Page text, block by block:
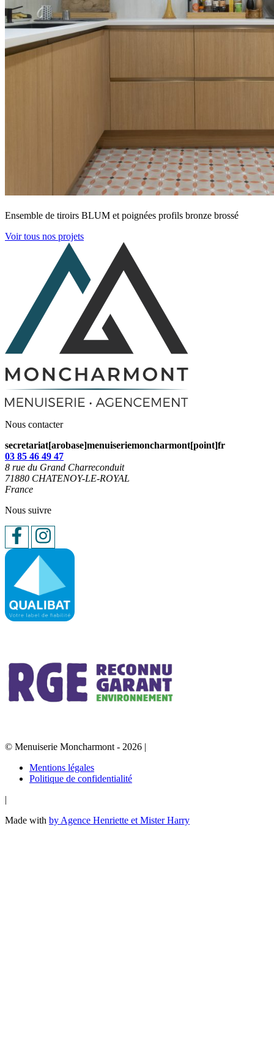
Ensemble de tiroirs BLUM et poignées profils bronze brossé
Voir tous nos projets
Nous contacter
secretariat[arobase]menuiseriemoncharmont[point]fr
03 85 46 49 47
8 rue du Grand Charreconduit
71880 CHATENOY-LE-ROYAL
France
Nous suivre
© Menuiserie Moncharmont - 2026 |
Mentions légales
Politique de confidentialité
|
Made with by Agence Henriette et Mister Harry